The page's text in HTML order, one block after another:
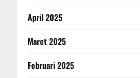
April 2025
Maret 2025
Februari 2025